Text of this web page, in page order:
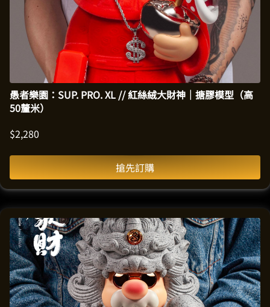
愚者樂園：SUP. PRO. XL // 紅絲絨大財神｜搪膠模型（高
50釐米）
$2,280
搶先訂購